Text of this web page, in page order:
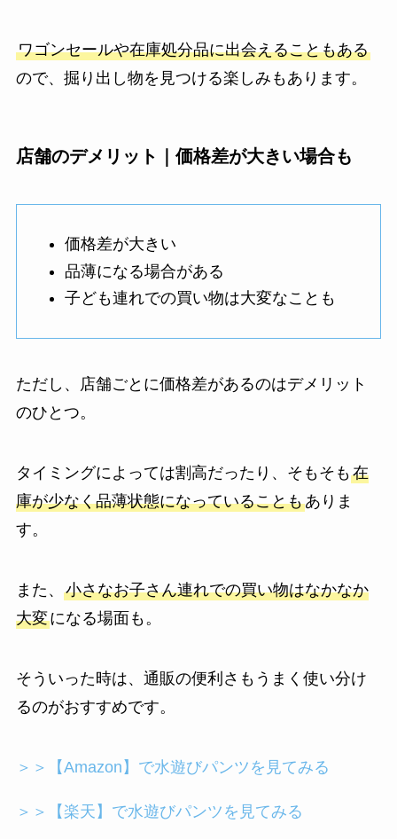
ワゴンセールや在庫処分品に出会えることもある
ので、掘り出し物を見つける楽しみもあります。
店舗のデメリット｜価格差が大きい場合も
価格差が大きい
品薄になる場合がある
子ども連れでの買い物は大変なことも
ただし、店舗ごとに価格差があるのはデメリット
のひとつ。
タイミングによっては割高だったり、そもそも在
庫が少なく品薄状態になっていることもありま
す。
また、 小さなお子さん連れでの買い物はなかなか
大変になる場面も。
そういった時は、通販の便利さもうまく使い分け
るのがおすすめです。
＞＞【Amazon】で水遊びパンツを見てみる
＞＞【楽天】で水遊びパンツを見てみる